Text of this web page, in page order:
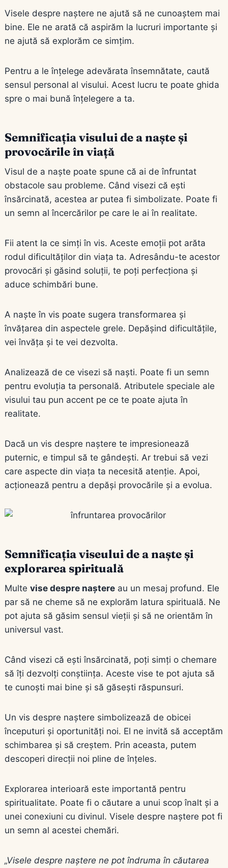
Visele despre naștere ne ajută să ne cunoaștem mai
bine. Ele ne arată că aspirăm la lucruri importante și
ne ajută să explorăm ce simțim.
Pentru a le înțelege adevărata însemnătate, caută
sensul personal al visului. Acest lucru te poate ghida
spre o mai bună înțelegere a ta.
Semnificația visului de a naște și
provocările în viață
Visul de a naște poate spune că ai de înfruntat
obstacole sau probleme. Când visezi că ești
însărcinată, acestea ar putea fi simbolizate. Poate fi
un semn al încercărilor pe care le ai în realitate.
Fii atent la ce simți în vis. Aceste emoții pot arăta
rodul dificultăților din viața ta. Adresându-te acestor
provocări și găsind soluții, te poți perfecționa și
aduce schimbări bune.
A naște în vis poate sugera transformarea și
învățarea din aspectele grele. Depășind dificultățile,
vei învăța și te vei dezvolta.
Analizează de ce visezi să naști. Poate fi un semn
pentru evoluția ta personală. Atributele speciale ale
visului tau pun accent pe ce te poate ajuta în
realitate.
Dacă un vis despre naștere te impresionează
puternic, e timpul să te gândești. Ar trebui să vezi
care aspecte din viața ta necesită atenție. Apoi,
acționează pentru a depăși provocările și a evolua.
Semnificația viseului de a naște și
explorarea spirituală
Multe vise despre naștere au un mesaj profund. Ele
par să ne cheme să ne explorăm latura spirituală. Ne
pot ajuta să găsim sensul vieții și să ne orientăm în
universul vast.
Când visezi că ești însărcinată, poți simți o chemare
să îți dezvolți conștiința. Aceste vise te pot ajuta să
te cunoști mai bine și să găsești răspunsuri.
Un vis despre naștere simbolizează de obicei
începuturi și oportunități noi. El ne invită să acceptăm
schimbarea și să creștem. Prin aceasta, putem
descoperi direcții noi pline de înțeles.
Explorarea interioară este importantă pentru
spiritualitate. Poate fi o căutare a unui scop înalt și a
unei conexiuni cu divinul. Visele despre naștere pot fi
un semn al acestei chemări.
„Visele despre naștere ne pot îndruma în căutarea